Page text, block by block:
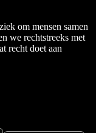
om mensen samen
we rechtstreeks met
recht doet aan